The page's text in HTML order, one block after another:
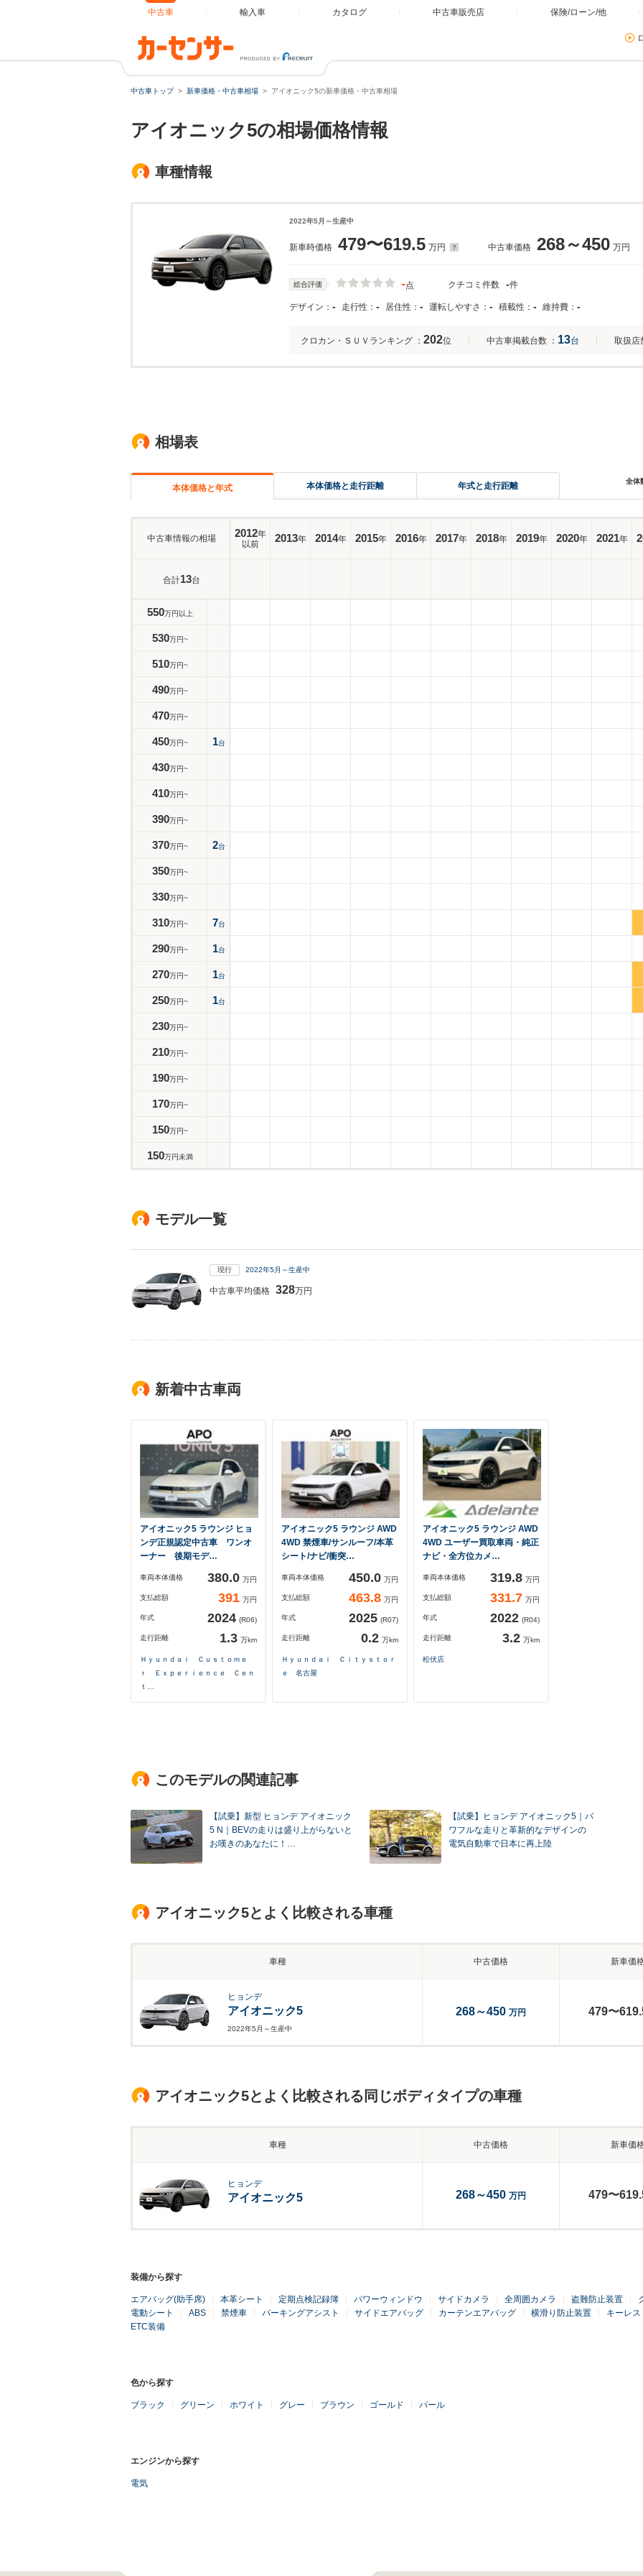
中古車 輸入車 カタログ 中古車販売店 保険/ローン/他
中古車トップ 新車価格・中古車相場 アイオニック5の新車価格・中古車相場
アイオニック5の相場価格情報
車種情報
2022年5月～生産中
新車時価格 479〜619.5 万円 中古車価格 268～450 万円
総合評価 -点 クチコミ件数 -件
デザイン： - 走行性： - 居住性： - 運転しやすさ： - 積載性： - 維持費： -
クロカン・ＳＵＶランキング ： 202位 中古車掲載台数 ： 13台 取扱店
相場表
本体価格と年式 本体価格と走行距離 年式と走行距離 全体
中古車情報の相場 2012年
以前
2013年 2014年 2015年 2016年 2017年 2018年 2019年 2020年 2021年
合計13台
550万円以上
530万円~
510万円~
490万円~
470万円~
450万円~ 1台
430万円~
410万円~
390万円~
370万円~ 2台
350万円~
330万円~
310万円~ 7台
290万円~ 1台
270万円~ 1台
250万円~ 1台
230万円~
210万円~
190万円~
170万円~
150万円~
150万円未満
モデル一覧
現行 2022年5月～生産中
中古車平均価格 328万円
新着中古車両
アイオニック5 ラウンジ ヒョ
ンデ正規認定中古車 ワンオ
ーナー 後期モデ…
車両本体価格 380.0 万円
支払総額 391 万円
年式 2024 (R06)
走行距離 1.3 万km
Ｈｙｕｎｄａｉ Ｃｕｓｔｏｍｅ
ｒ Ｅｘｐｅｒｉｅｎｃｅ Ｃｅｎ
ｔ…
アイオニック5 ラウンジ AWD
4WD 禁煙車/サンルーフ/本革
シート/ナビ/衝突…
車両本体価格 450.0 万円
支払総額 463.8 万円
年式 2025 (R07)
走行距離 0.2 万km
Ｈｙｕｎｄａｉ Ｃｉｔｙｓｔｏｒ
ｅ 名古屋
アイオニック5 ラウンジ AWD
4WD ユーザー買取車両・純正
ナビ・全方位カメ…
車両本体価格 319.8 万円
支払総額 331.7 万円
年式 2022 (R04)
走行距離 3.2 万km
松伏店
このモデルの関連記事
【試乗】新型 ヒョンデ アイオニック
5 N｜BEVの走りは盛り上がらないと
お嘆きのあなたに！…
【試乗】ヒョンデ アイオニック5｜パ
ワフルな走りと革新的なデザインの
電気自動車で日本に再上陸
アイオニック5とよく比較される車種
車種 中古価格 新車価
ヒョンデ
アイオニック5
2022年5月～生産中
268～450 万円 479〜
アイオニック5とよく比較される同じボディタイプの車種
車種 中古価格 新車価
ヒョンデ
アイオニック5 268～450 万円 479〜
装備から探す
エアバッグ(助手席) 本革シート 定期点検記録簿 パワーウィンドウ サイドカメラ 全周囲カメラ 盗難防止装置
電動シート
ABS 禁煙車 パーキングアシスト サイドエアバッグ カーテンエアバッグ 横滑り防止装置
キーレス
ETC装備
色から探す
ブラック グリーン ホワイト グレー ブラウン ゴールド パール
エンジンから探す
電気